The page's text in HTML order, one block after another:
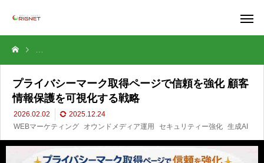
プライバシーマーク取得ページで信頼を強化 顧客情報保護を可視化す
プライバシーマーク取得ページで信頼を強化 顧客
情報保護を可視化する戦略
2026.02.02
2025.12.24
WEBマーケティング
オウンドメディア運用 セキュリティー強化 生成AI